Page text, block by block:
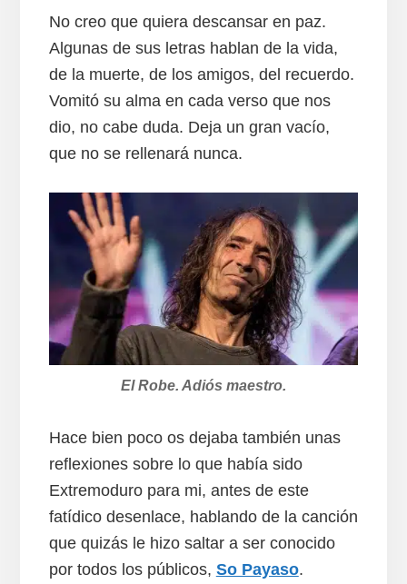
No creo que quiera descansar en paz.
Algunas de sus letras hablan de la vida,
de la muerte, de los amigos, del recuerdo.
Vomitó su alma en cada verso que nos
dio, no cabe duda. Deja un gran vacío,
que no se rellenará nunca.
El Robe. Adiós maestro.
Hace bien poco os dejaba también unas
reflexiones sobre lo que había sido
Extremoduro para mi, antes de este
fatídico desenlace, hablando de la canción
que quizás le hizo saltar a ser conocido
por todos los públicos, So Payaso.